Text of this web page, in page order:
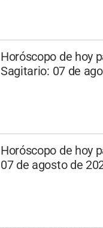
Horóscopo de hoy
Sagitario: 07 de
Horóscopo de hoy
07 de agosto de